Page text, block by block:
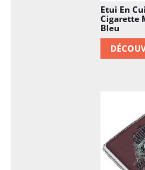
Etui En
Cigarette
Bleu